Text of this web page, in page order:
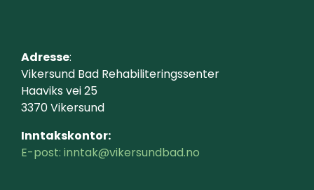
Adresse:
Vikersund Bad Rehabiliteringssenter
Haaviks vei 25
3370 Vikersund
Inntakskontor:
E-post: inntak@vikersundbad.no